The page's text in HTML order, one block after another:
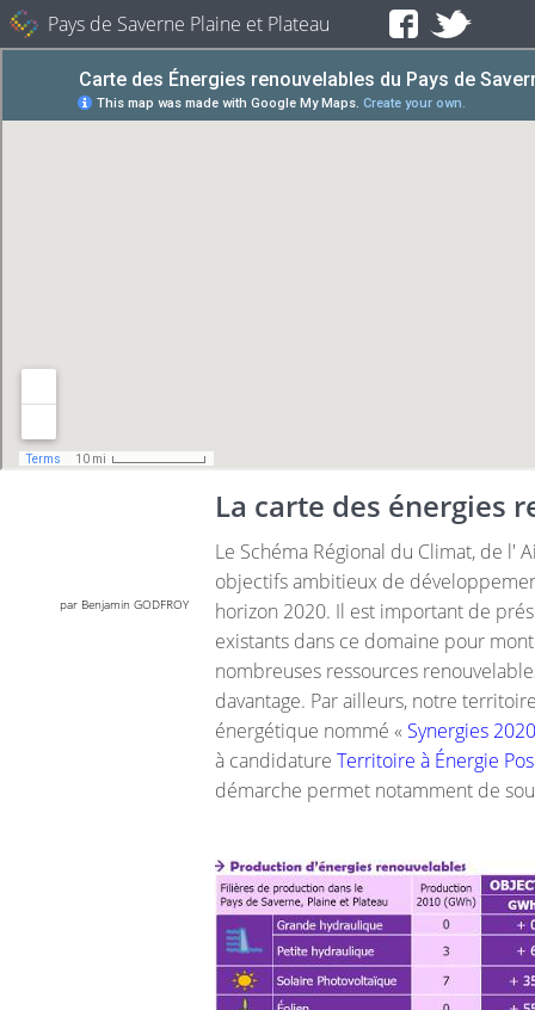
Pays de Saverne Plaine et Plateau
La carte des énergies
Le Schéma Régional du Climat, de l'
objectifs ambitieux de
horizon 2020. Il est important de
existants dans ce domaine pour
nombreuses ressources
davantage. Par ailleurs, notre
énergétique nommé « Synergies 2020
à candidature Territoire à Énergie
démarche permet notamment de
par Benjamin GODFROY